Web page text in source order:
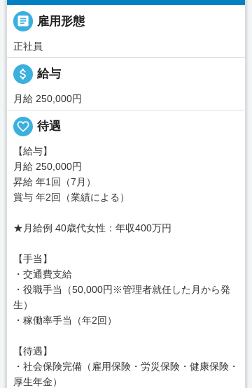
 雇用形態
正社員
attach_money 給与
月給 250,000円
favorite_border 待遇
【給与】
月給 250,000円
昇給 年1回（7月）
賞与 年2回（業績による）
★月給例 40歳代女性：年収400万円
【手当】
・交通費支給
・役職手当（50,000円※管理者就任した月から発
生）
・稼働率手当（年2回）
【待遇】
・社会保険完備（雇用保険・労災保険・健康保険・
厚生年金）